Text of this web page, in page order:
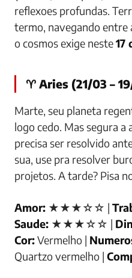
reflexoes profundas.
termo, navegando entre
o cosmos exige neste17
♈ Aries (21/03 –
Marte, seu planeta
logo cedo. Mas segura
precisa ser resolvido
sua, use pra resolver
projetos. A tarde? Pisa
Amor: ★★★☆☆ |
Saude: ★★★☆☆ |
Cor:Vermelho |
Quartzo vermelho |